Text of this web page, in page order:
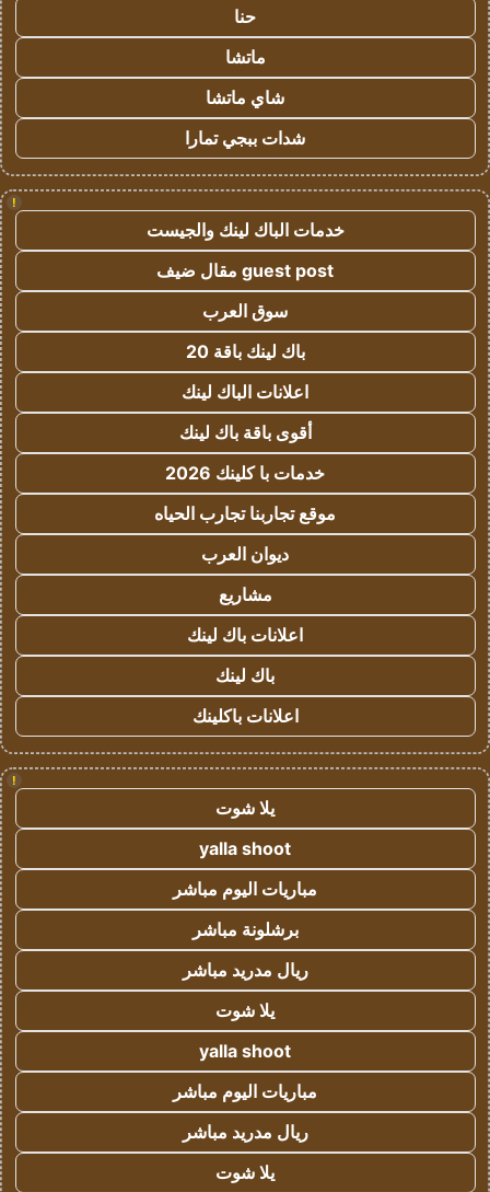
حنا
ماتشا
شاي ماتشا
شدات ببجي تمارا
!
خدمات الباك لينك والجيست
guest post مقال ضيف
سوق العرب
باك لينك باقة 20
اعلانات الباك لينك
أقوى باقة باك لينك
خدمات با كلينك 2026
موقع تجاربنا تجارب الحياه
ديوان العرب
مشاريع
اعلانات باك لينك
باك لينك
اعلانات باكلينك
!
يلا شوت
yalla shoot
مباريات اليوم مباشر
برشلونة مباشر
ريال مدريد مباشر
يلا شوت
yalla shoot
مباريات اليوم مباشر
ريال مدريد مباشر
يلا شوت